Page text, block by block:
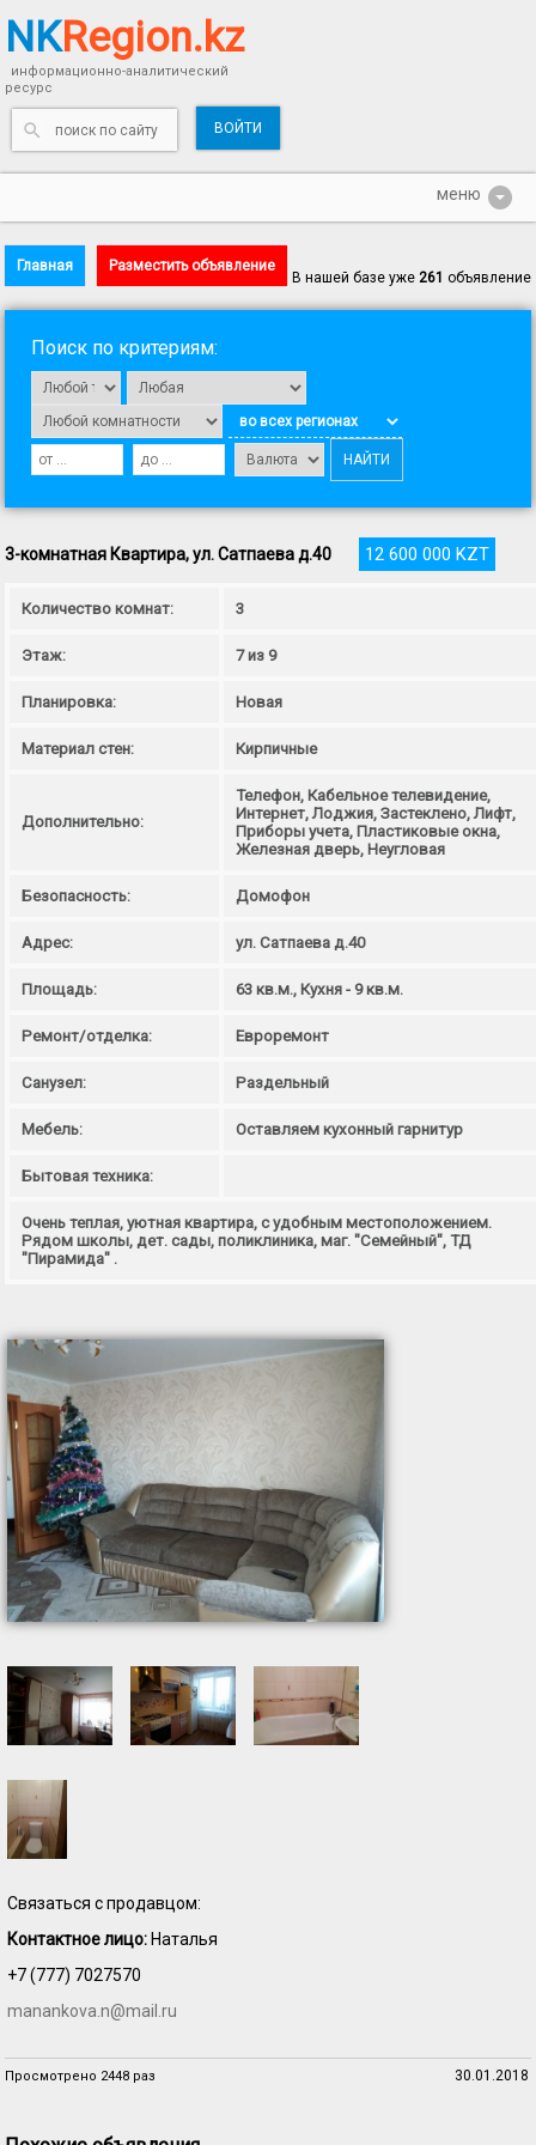
NKRegion.kz
информационно-аналитический
ресурс
ВОЙТИ
В нашей базе уже 261 объявление
Главная Разместить объявление
Поиск по критериям:
3-комнатная Квартира, ул. Сатпаева д.40 12 600 000 KZT
Количество комнат: 3
Этаж: 7 из 9
Планировка: Новая
Материал стен: Кирпичные
Дополнительно:
Телефон, Кабельное телевидение,
Интернет, Лоджия, Застеклено, Лифт,
Приборы учета, Пластиковые окна,
Железная дверь, Неугловая
Безопасность: Домофон
Адрес: ул. Сатпаева д.40
Площадь: 63 кв.м., Кухня - 9 кв.м.
Ремонт/отделка: Евроремонт
Санузел: Раздельный
Мебель: Оставляем кухонный гарнитур
Бытовая техника:
Очень теплая, уютная квартира, с удобным местоположением.
Рядом школы, дет. сады, поликлиника, маг. "Семейный", ТД
"Пирамида" .
Связаться с продавцом:
Контактное лицо: Наталья
+7 (777) 7027570
manankova.n@mail.ru
Просмотрено 2448 раз 30.01.2018